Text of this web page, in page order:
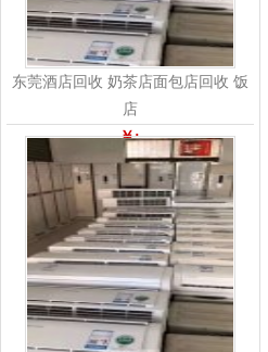
东莞酒店回收 奶茶店面包店回收 饭
店
￥: